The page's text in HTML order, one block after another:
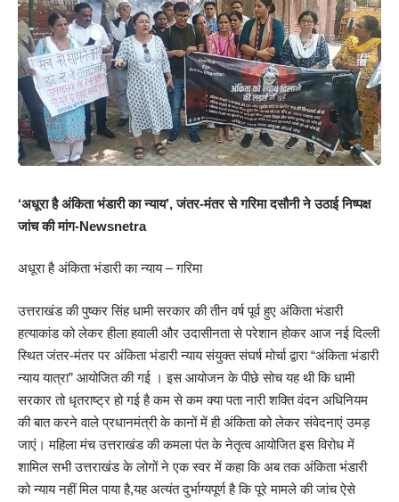
‘अधूरा है अंकिता भंडारी का न्याय’, जंतर-मंतर से गरिमा दसौनी ने उठाई निष्पक्ष
जांच की मांग-Newsnetra
अधूरा है अंकिता भंडारी का न्याय – गरिमा
उत्तराखंड की पुष्कर सिंह धामी सरकार की तीन वर्ष पूर्व हुए अंकिता भंडारी
हत्याकांड को लेकर हीला हवाली और उदासीनता से परेशान होकर आज नई दिल्ली
स्थित जंतर-मंतर पर अंकिता भंडारी न्याय संयुक्त संघर्ष मोर्चा द्वारा “अंकिता भंडारी
न्याय यात्रा” आयोजित की गई । इस आयोजन के पीछे सोच यह थी कि धामी
सरकार तो धृतराष्ट्र हो गई है कम से कम क्या पता नारी शक्ति वंदन अधिनियम
की बात करने वाले प्रधानमंत्री के कानों में ही अंकिता को लेकर संवेदनाएं उमड़
जाएं। महिला मंच उत्तराखंड की कमला पंत के नेतृत्व आयोजित इस विरोध में
शामिल सभी उत्तराखंड के लोगों ने एक स्वर में कहा कि अब तक अंकिता भंडारी
को न्याय नहीं मिल पाया है,यह अत्यंत दुर्भाग्यपूर्ण है कि पूरे मामले की जांच ऐसे